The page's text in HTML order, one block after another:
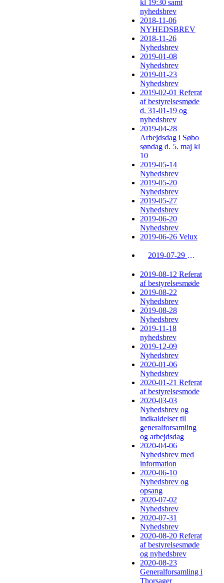
kl 19:30 samt
nyhedsbrev
2018-11-06
NYHEDSBREV
2018-11-26
Nyhedsbrev
2019-01-08
Nyhedsbrev
2019-01-23
Nyhedsbrev
2019-02-01 Referat
af bestyrelsesmøde
d. 31-01-19 og
nyhedsbrev
2019-04-28
Arbejdsdag i Søbo
søndag d. 5. maj kl
10
2019-05-14
Nyhedsbrev
2019-05-20
Nyhedsbrev
2019-05-27
Nyhedsbrev
2019-06-20
Nyhedsbrev
2019-06-26 Velux
2019-07-29 Nyhedsbrev
2019-08-12 Referat
af bestyrelsesmøde
2019-08-22
Nyhedsbrev
2019-08-28
Nyhedsbrev
2019-11-18
nyhedsbrev
2019-12-09
Nyhedsbrev
2020-01-06
Nyhedsbrev
2020-01-21 Referat
af bestyrelsesmode
2020-03-03
Nyhedsbrev og
indkaldelser til
generalforsamling
og arbejdsdag
2020-04-06
Nyhedsbrev med
information
2020-06-10
Nyhedsbrev og
opsang
2020-07-02
Nyhedsbrev
2020-07-31
Nyhedsbrev
2020-08-20 Referat
af bestyrelsesmøde
og nyhedsbrev
2020-08-23
Generalforsamling i
Thorsager